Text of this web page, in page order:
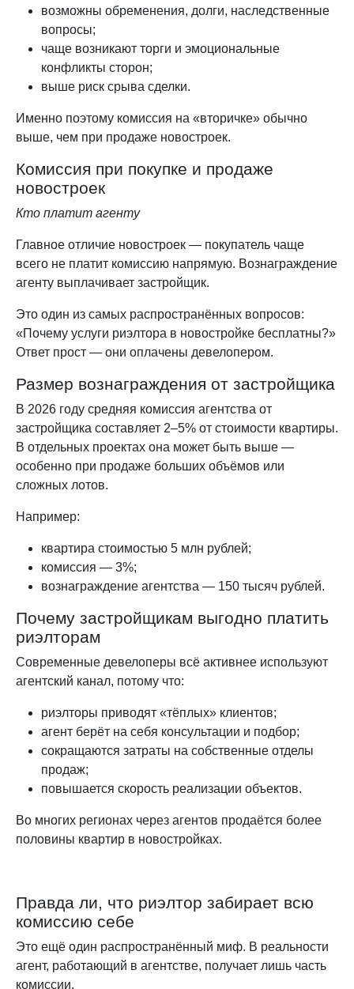
возможны обременения, долги, наследственные
вопросы;
чаще возникают торги и эмоциональные
конфликты сторон;
выше риск срыва сделки.
Именно поэтому комиссия на «вторичке» обычно
выше, чем при продаже новостроек.
Комиссия при покупке и продаже
новостроек
Кто платит агенту
Главное отличие новостроек — покупатель чаще
всего не платит комиссию напрямую. Вознаграждение
агенту выплачивает застройщик.
Это один из самых распространённых вопросов:
«Почему услуги риэлтора в новостройке бесплатны?»
Ответ прост — они оплачены девелопером.
Размер вознаграждения от застройщика
В 2026 году средняя комиссия агентства от
застройщика составляет 2–5% от стоимости квартиры.
В отдельных проектах она может быть выше —
особенно при продаже больших объёмов или
сложных лотов.
Например:
квартира стоимостью 5 млн рублей;
комиссия — 3%;
вознаграждение агентства — 150 тысяч рублей.
Почему застройщикам выгодно платить
риэлторам
Современные девелоперы всё активнее используют
агентский канал, потому что:
риэлторы приводят «тёплых» клиентов;
агент берёт на себя консультации и подбор;
сокращаются затраты на собственные отделы
продаж;
повышается скорость реализации объектов.
Во многих регионах через агентов продаётся более
половины квартир в новостройках.
Правда ли, что риэлтор забирает всю
комиссию себе
Это ещё один распространённый миф. В реальности
агент, работающий в агентстве, получает лишь часть
комиссии.